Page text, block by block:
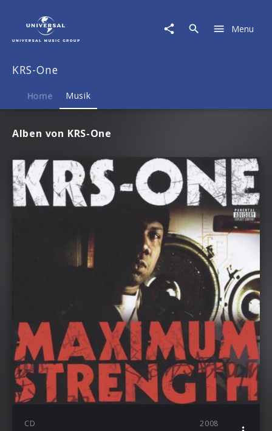
Musik
Menu
KRS-One
Home Musik
Alben von KRS-One
CD 2008